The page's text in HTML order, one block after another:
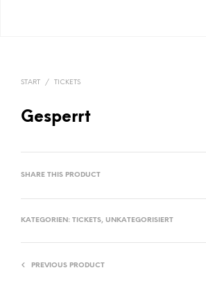
START / TICKETS
Gesperrt
SHARE THIS PRODUCT
KATEGORIEN: TICKETS, UNKATEGORISIERT
PREVIOUS PRODUCT